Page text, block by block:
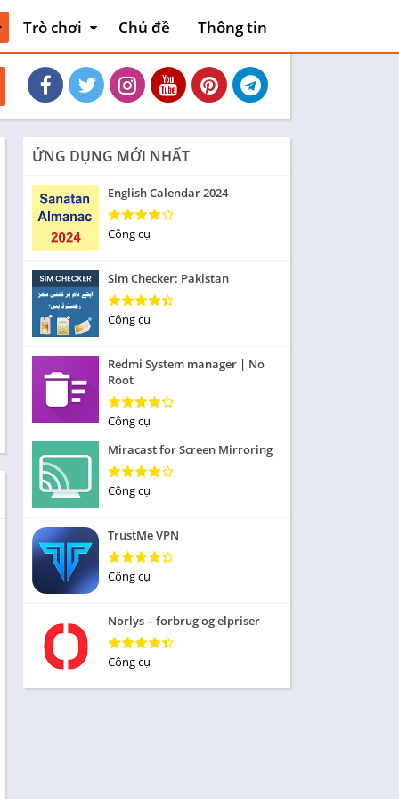
thiết
xe
Trò chơi
Hoạt động
Phiêu lưu mạo
hiểm
Máy chơi game
Bài
Thẻ bài
Sòng bạc
Tiêu khiển
Âm nhạc
Từ
Yêu thích
Ghép hình
Cuộc đua
Nhập vai
Mô phỏng
Chiến lược
Trả lời câu hỏi
Chủ đề Thông tin
ỨNG DỤNG MỚI NHẤT
English Calendar 2024
Công cụ
Sim Checker: Pakistan
Công cụ
Redmi System manager | No
Root
Công cụ
Miracast for Screen Mirroring
Công cụ
TrustMe VPN
Công cụ
Norlys – forbrug og elpriser
Công cụ